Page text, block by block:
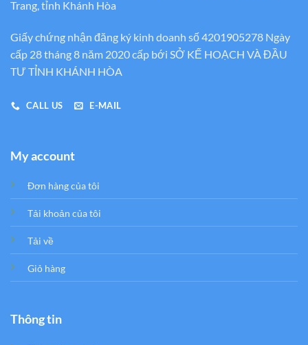
Trang, tỉnh Khánh Hòa
Giấy chứng nhận đăng ký kinh doanh số 4201905278 Ngày
cấp 28 tháng 8 năm 2020 cấp bới SỞ KẾ HOẠCH VÀ ĐẦU
TƯ TỈNH KHÁNH HÒA
CALL US E-MAIL
My account
Đơn hàng của tôi
Tải khoản của tôi
Tải về
Giỏ hàng
Thông tin